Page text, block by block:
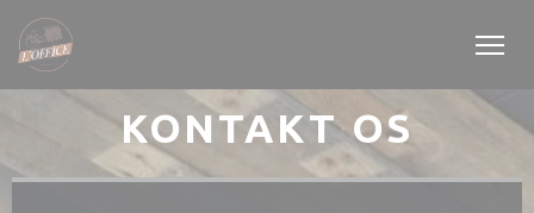
CCookie-styringspanel
KONTAKT OS